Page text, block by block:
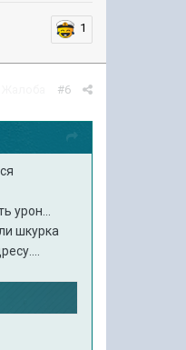
1
#6
урон...
шкурка